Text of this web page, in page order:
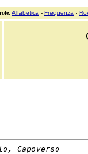
: Alfabetica - Frequenza -
Capoverso